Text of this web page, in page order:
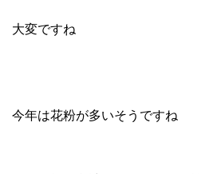
大変ですね
今年は花粉が多いそうですね